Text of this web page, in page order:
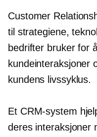
Customer
til strategiene,
bedrifter bruker for
kundeinteraksjoner
kundens livssyklus.
Et CRM-system
deres interaksjoner